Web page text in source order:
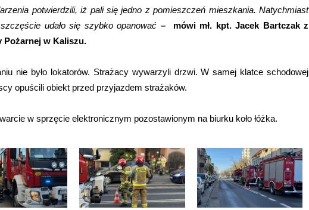
potwierdzili, iż pali się jedno z pomieszczeń mieszkania. Natychmiast
udało się szybko opanować – mówi mł. kpt. Jacek Bartczak z
Pożarnej w Kaliszu.
nie było lokatorów. Strażacy wywarzyli drzwi. W samej klatce schodowej
opuścili obiekt przed przyjazdem strażaków.
w sprzęcie elektronicznym pozostawionym na biurku koło łóżka.